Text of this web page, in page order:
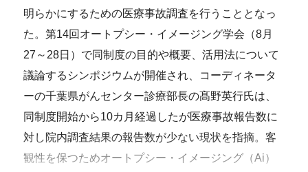
明らかにするための医療事故調査を行うこととなっ
た。第14回オートプシー・イメージング学会（8月
27～28日）で同制度の目的や概要、活用法について
議論するシンポジウムが開催され、コーディネータ
ーの千葉県がんセンター診療部長の髙野英行氏は、
同制度開始から10カ月経過したが医療事故報告数に
対し院内調査結果の報告数が少ない現状を指摘。客
観性を保つためオートプシー・イメージング（Ai）